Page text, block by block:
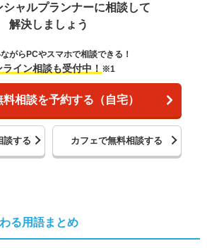
シャルプランナーに相談して
解決しましょう
がらPCやスマホで相談できる！
ライン相談も受付中！ ※1
相談を予約する（自宅）
談する カフェで無料相談する
る用語まとめ